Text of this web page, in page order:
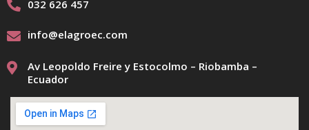
032 626 457
info@elagroec.com
Av Leopoldo Freire y Estocolmo – Riobamba –
Ecuador